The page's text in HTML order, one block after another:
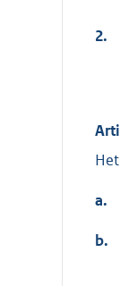
2.
a.
b.